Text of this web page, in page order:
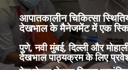
आपातकालीन चिकित्सा
देखभाल के मैनेजमेंट में एक
पुणे, नवी मुंबई, दिल्ली और
देखभाल पाठ्यक्रम के लिए